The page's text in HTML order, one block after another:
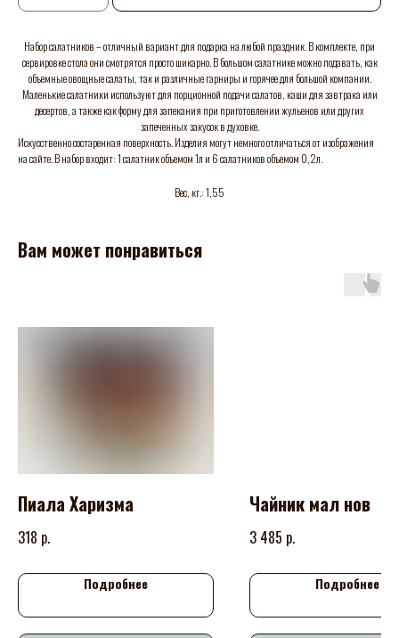
Набор салатников – отличный вариант для подарка на любой праздник. В комплекте, при
сервировке стола они смотрятся просто шикарно. В большом салатнике можно подавать, как
объемные овощные салаты, так и различные гарниры и горячее для большой компании.
Маленькие салатники используют для порционной подачи салатов, каши для завтрака или
десертов, а также как форму для запекания при приготовлении жульенов или других
запеченных закусок в духовке.
Искусственно состаренная поверхность. Изделия могут немного отличаться от изображения
на сайте. В набор входит: 1 салатник объемом 1л и 6 салатников объемом 0,2л.
Вес, кг.: 1,55
Вам может понравиться
Пиала Харизма
318 р.
Подробнее
Чайник мал нов
3 485 р.
Подробнее